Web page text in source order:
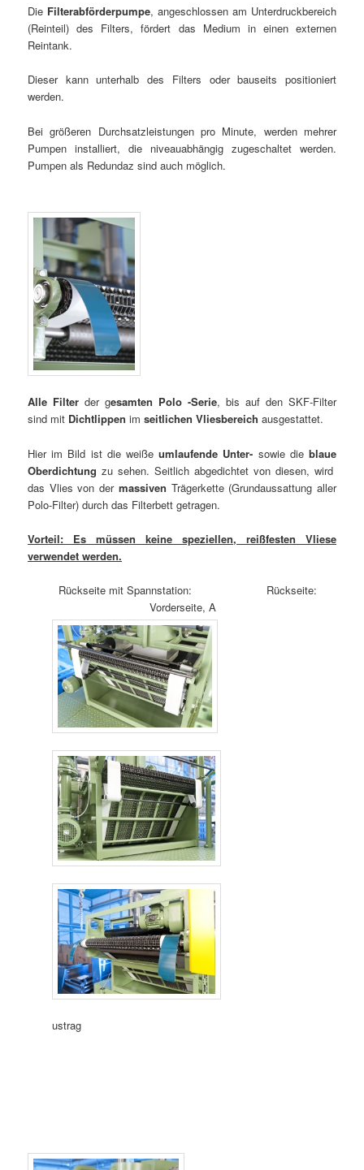
Die Filterabförderpumpe, angeschlossen am Unterdruckbereich
(Reinteil) des Filters, fördert das Medium in einen externen
Reintank.
Dieser kann unterhalb des Filters oder bauseits positioniert
werden.
Bei größeren Durchsatzleistungen pro Minute, werden mehrer
Pumpen installiert, die niveauabhängig zugeschaltet werden.
Pumpen als Redundaz sind auch möglich.
Alle Filter der gesamten Polo -Serie, bis auf den SKF-Filter
sind mit Dichtlippen imseitlichen Vliesbereich ausgestattet.
Hier im Bild ist die weißeumlaufende Unter- sowie die blaue
Oberdichtung zu sehen. Seitlich abgedichtet von diesen, wird
das Vlies von der massiven Trägerkette (Grundaussattung aller
Polo-Filter) durch das Filterbett getragen.
Vorteil: Es müssen keine speziellen, reißfesten Vliese
verwendet werden.
Rückseite mit Spannstation: Rückseite:
Vorderseite, A
ustrag